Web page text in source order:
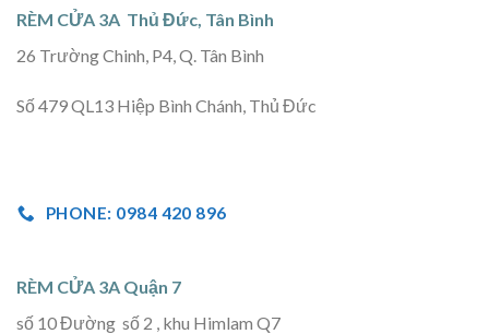
RÈM CỬA 3A Thủ Đức, Tân Bình
26 Trường Chinh, P4, Q. Tân Bình
Số 479 QL13 Hiệp Bình Chánh, Thủ Đức
PHONE: 0984 420 896
RÈM CỬA 3A Quận 7
số 10 Đường số 2 , khu Himlam Q7